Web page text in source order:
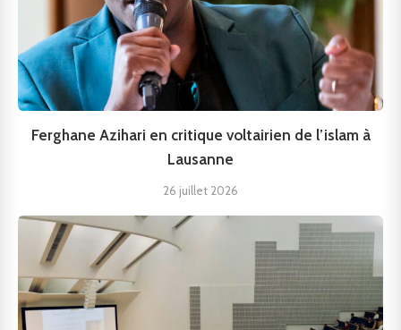
Ferghane Azihari en critique voltairien de l’islam à
Lausanne
26 juillet 2026